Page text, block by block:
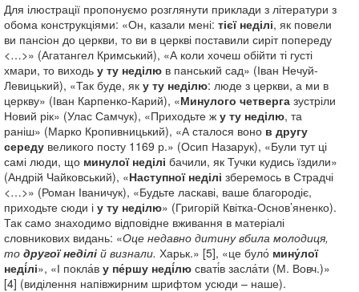
Для ілюстрації пропонуємо розглянути приклади з літератури з
обома конструкціями: «Он, казали мені: тієї неділі, як повели
ви пансіон до церкви, то ви в церкві поставили сиріт попереду
<…>» (Агатангел Кримський), «А коли хочеш обійти ті густі
хмари, то виходь у ту неділю в панський сад» (Іван Нечуй-
Левицький), «Так буде, як у ту неділю: люде з церкви, а ми в
церкву» (Іван Карпенко-Карий), «Минулого четверга зустріли
Новий рік» (Улас Самчук), «Приходьте ж у ту неділю, та
раніш» (Марко Кропивницький), «А сталося воно в другу
середу великого посту 1169 р.» (Осип Назарук), «Були тут ці
самі люди, що минулої неділі бачили, як Тучки кудись їздили»
(Андрій Чайковський), «Наступної неділі зберемось в Страдчі
<…>» (Роман Іваничук), «Будьте ласкаві, ваше благородіє,
приходьте сюди і у ту неділю» (Григорій Квітка-Основ’яненко).
Так само знаходимо відповідне вживання в матеріалі
словникових видань: «Оце недавно дитину вбила молодиця,
то другої неділі й визнали. Харьк.» [5], «це було́ мину́лої
неді́лі», «І покла́в у пе́ршу неді́лю сваті́в засла́ти (М. Вовч.)»
[4] (виділення напівжирним шрифтом усюди – наше).